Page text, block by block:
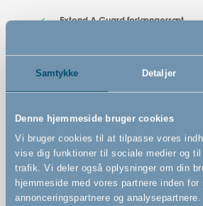
Samtykke Detaljer
Denne hjemmeside bruger cookies
Vi bruger cookies til at tilpasse vores
vise dig funktioner til sociale medier og
trafik. Vi deler også oplysninger om din
hjemmeside med vores partnere inden for
annonceringspartnere og
Extend A Guard forlængersæt
Forlænger Guard Me
Brug kun ét Extend A Guard
Extend-A-Guard forlængersæt
Brug kun ét Extend-A-Guard
sikkerhedsgitter